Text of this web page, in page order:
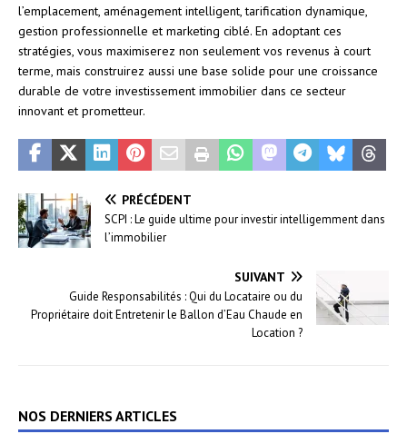
l’emplacement, aménagement intelligent, tarification dynamique,
gestion professionnelle et marketing ciblé. En adoptant ces
stratégies, vous maximiserez non seulement vos revenus à court
terme, mais construirez aussi une base solide pour une croissance
durable de votre investissement immobilier dans ce secteur
innovant et prometteur.
PRÉCÉDENT
SCPI : Le guide ultime pour investir intelligemment dans
l’immobilier
SUIVANT
Guide Responsabilités : Qui du Locataire ou du
Propriétaire doit Entretenir le Ballon d’Eau Chaude en
Location ?
NOS DERNIERS ARTICLES